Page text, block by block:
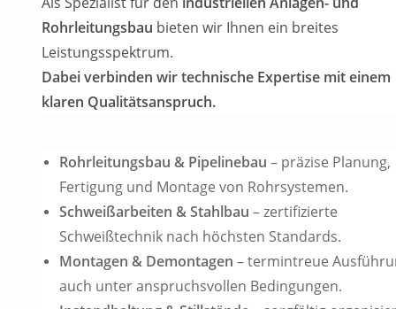
Rohrleitungsbau bieten wir Ihnen ein breites
Leistungsspektrum.
Dabei verbinden wir technische Expertise mit einem
klaren Qualitätsanspruch.
Rohrleitungsbau & Pipelinebau – präzise Planung,
Fertigung und Montage von Rohrsystemen.
Schweißarbeiten & Stahlbau – zertifizierte
Schweißtechnik nach höchsten Standards.
Montagen & Demontagen – termintreue
auch unter anspruchsvollen Bedingungen.